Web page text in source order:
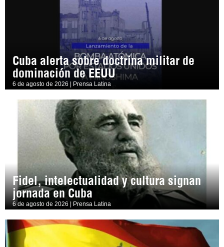
Cuba alerta sobre doctrina militar de
dominación de EEUU
6 de agosto de 2026 | Prensa Latina
Fidel, intelectualidad y cultura signan
jornada en Cuba
6 de agosto de 2026 | Prensa Latina